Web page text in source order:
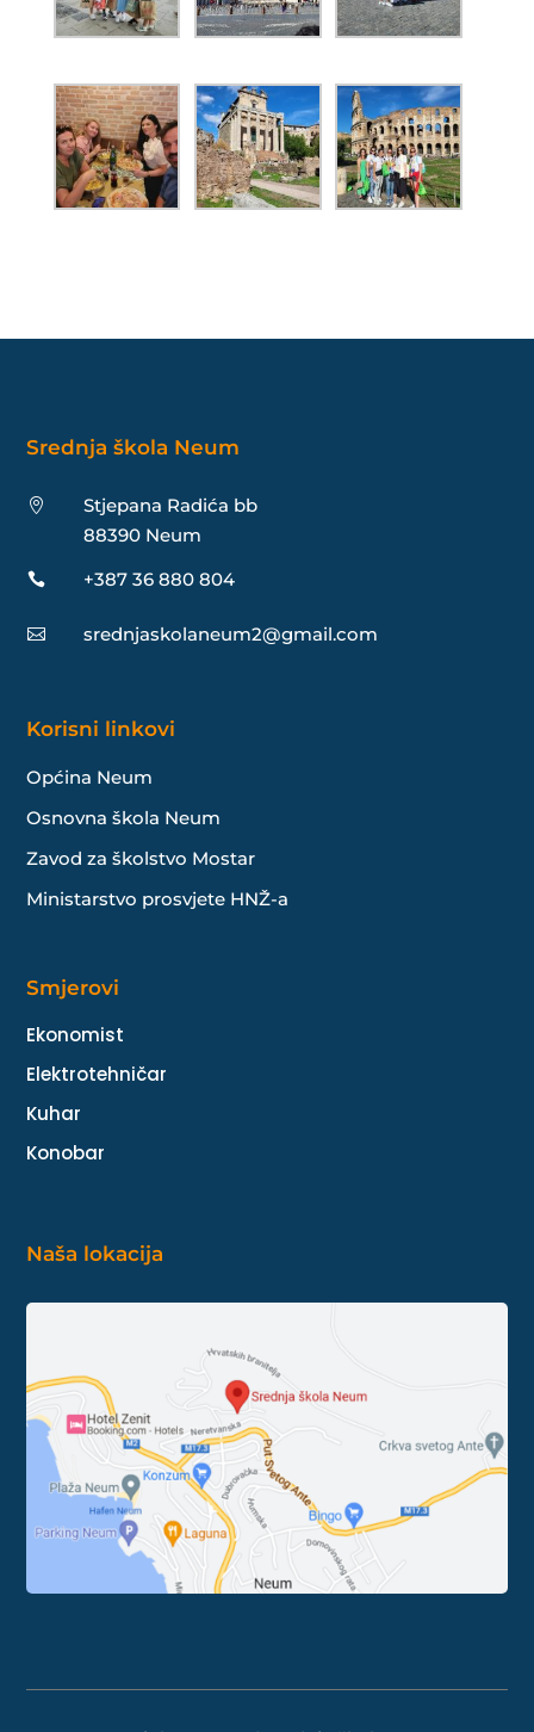
Srednja škola Neum

Stjepana Radića bb
88390 Neum
 +387 36 880 804
 srednjaskolaneum2@gmail.com
Korisni linkovi
Općina Neum
Osnovna škola Neum
Zavod za školstvo Mostar
Ministarstvo prosvjete HNŽ-a
Smjerovi
Ekonomist
Elektrotehničar
Kuhar
Konobar
Naša lokacija